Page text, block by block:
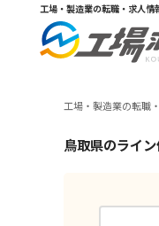
工場・製造業の転職・求人情
工場・製造業の転職
鳥取県のライ